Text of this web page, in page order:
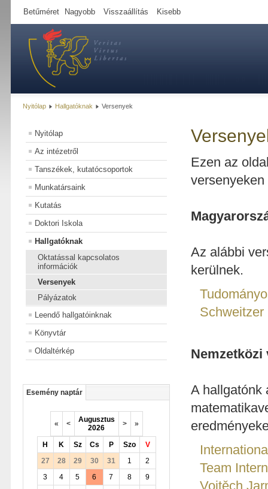
Betűméret Nagyobb Visszaállítás Kisebb
Nyitólap Hallgatóknak Versenyek
Nyitólap
Az intézetről
Tanszékek, kutatócsoportok
Munkatársaink
Kutatás
Doktori Iskola
Hallgatóknak
Oktatással kapcsolatos
információk
Versenyek
Pályázatok
Leendő hallgatóinknak
Könyvtár
Oldaltérkép
Esemény naptár
« <
Augusztus
2026
> »
H K Sz Cs P Szo
V
27
28 29 30 31 1
2
3
4 5 6 7 8
9
Ezen az
Az alábbi
kerülnek.
Schweitzer
Nemzetközi
A hallgatónk
Team
Vojtěch